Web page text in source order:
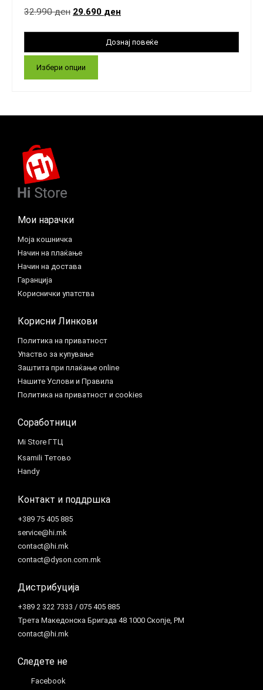
32.990ден 29.690 ден
Избери опции
Мои нарачки
Моја кошничка
Начин на плаќање
Начин на достава
Гаранција
Кориснички упатства
Корисни Линкови
Политика на приватност
Упаство за купување
Заштита при плаќање online
Нашите Услови и Правила
Политика на приватност и cookies
Соработници
Mi Store ГТЦ
Ksamili Тетово
Handy
Контакт и поддршка
+389 75 405 885
service@hi.mk
contact@hi.mk
contact@dyson.com.mk
Дистрибуција
+389 2 322 7333 / 075 405 885
Трета Македонска Бригада 48 1000 Скопје, РМ
contact@hi.mk
Следете не
Facebook